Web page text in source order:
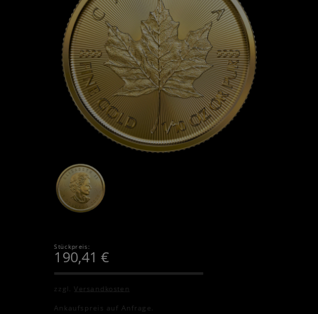
Stückpreis:
190,41€
zzgl.Versandkosten
Ankaufspreis auf Anfrage.